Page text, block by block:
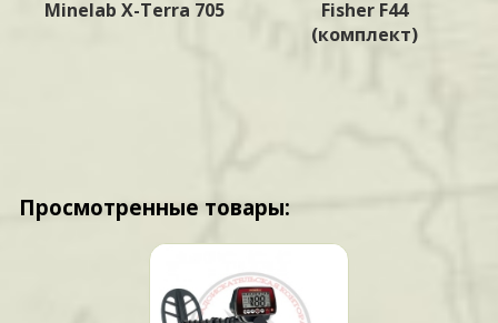
Minelab X-Terra 705
Fisher F44
(комплект)
Просмотренные товары: